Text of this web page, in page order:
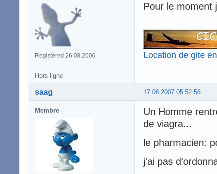
Registered 26.08.2006
Pour le moment
Location de gite
Hors ligne
17.06.2007 05:52:56
saag
Membre
Un Homme
de viagra...
le pharmacien:
j'ai pas